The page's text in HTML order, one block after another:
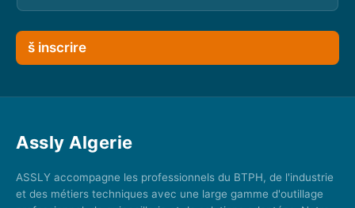
š inscrire
Assly Algerie
ASSLY accompagne les professionnels du BTPH, de l'industrie
et des métiers techniques avec une large gamme d'outillage